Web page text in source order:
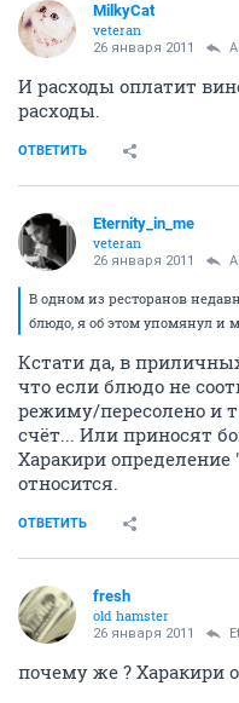
MilkyCat
veteran
26 января 2011
И расходы оплатит
расходы.
ОТВЕТИТЬ
Eternity_in_me
veteran
26 января 2011
В одном из ресторанов
блюдо, я об этом упомянул и
Кстати да, в
что если блюдо не
режиму/пересолено и
счёт... Или приносят
Харакири
относится.
ОТВЕТИТЬ
fresh
old hamster
26 января 2011
почему же ? Харакири